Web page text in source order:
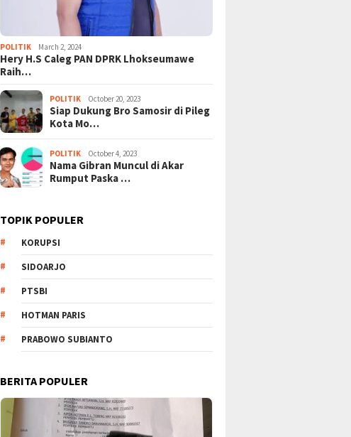
POLITIK March 2, 2024
Hery H.S Caleg PAN DPRK Lhokseumawe
Raih…
POLITIK October 20, 2023
Siap Dukung Bro Samosir di Pileg
Kota Mo…
POLITIK October 4, 2023
Nama Gibran Muncul di Akar
Rumput Paska …
TOPIK POPULER
KORUPSI
SIDOARJO
PTSBI
HOTMAN PARIS
PRABOWO SUBIANTO
BERITA POPULER